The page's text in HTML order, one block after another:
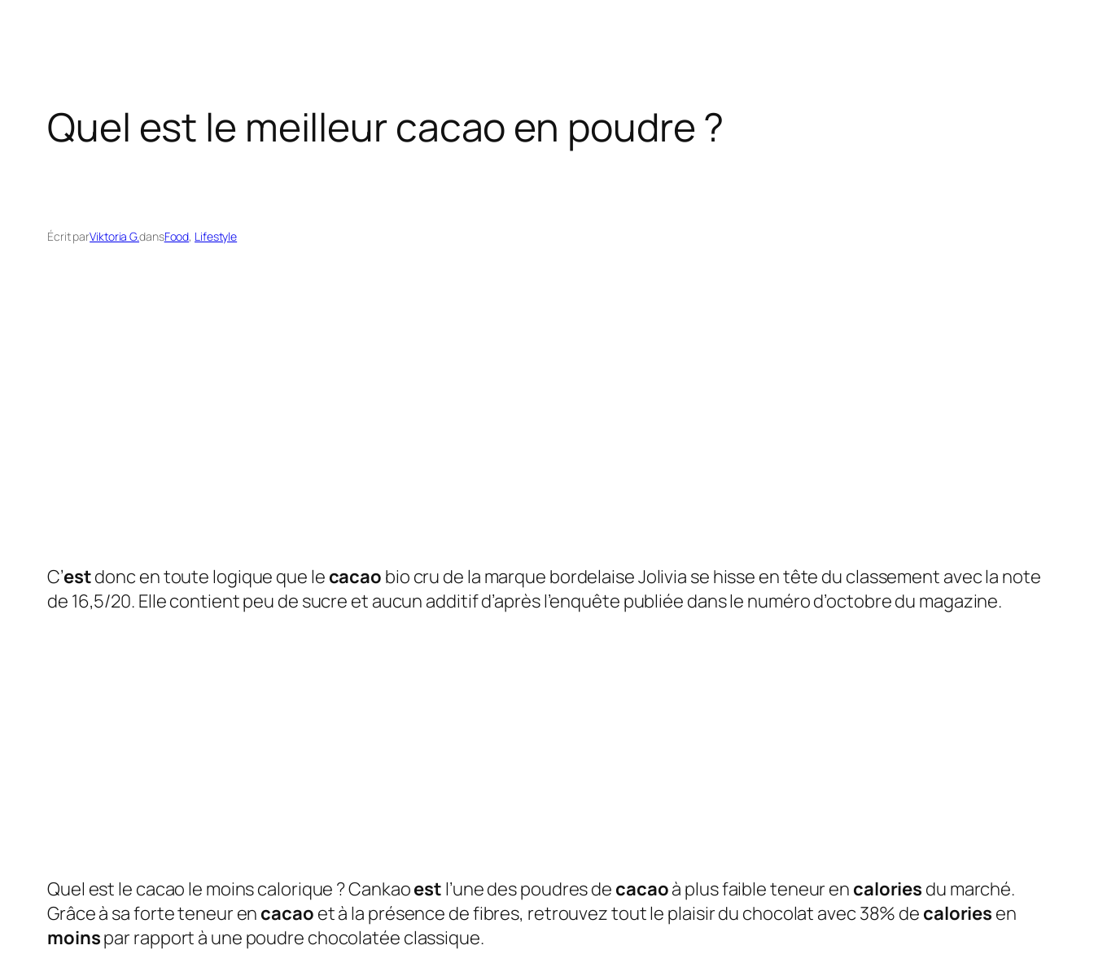
Quel est le meilleur cacao en poudre ?
Écrit parViktoria G.dansFood, Lifestyle
C’estdonc en toute logique que le cacao bio cru de la marque bordelaise Jolivia se hisse en tête du classement avec la note
de 16,5/20. Elle contient peu de sucre et aucun additif d’après l’enquête publiée dans le numéro d’octobre du magazine.
Quel est le cacao le moins calorique ? Cankaoest l’une des poudres de cacaoà plus faible teneur en calories du marché.
Grâce à sa forte teneur en cacao et à la présence de fibres, retrouvez tout le plaisir du chocolat avec 38% de calories en
moinspar rapport à une poudre chocolatée classique.